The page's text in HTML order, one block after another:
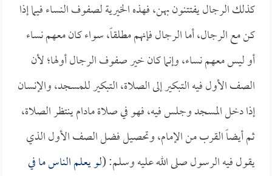
كذلك الرجال يفتتنون بهن، فهذه الخيرية لصفوف النساء فيما إذا
كن مع الرجال، أما الرجال فإنهم مطلقاً، سواء كان معهم نساء
أو ليس معهم نساء، وإنما كان خير صفوف الرجال أولها؛ لأن
الصف الأول فيه التبكير إلى الصلاة، التبكير للمسجد، والإنسان
إذا دخل المسجد وجلس فيه، فهو في صلاة مادام ينتظر الصلاة،
ثم أيضاً القرب من الإمام، وتحصيل فضل الصف الأول الذي
يقول فيه الرسول صلى الله عليه وسلم: (لو يعلم الناس ما في